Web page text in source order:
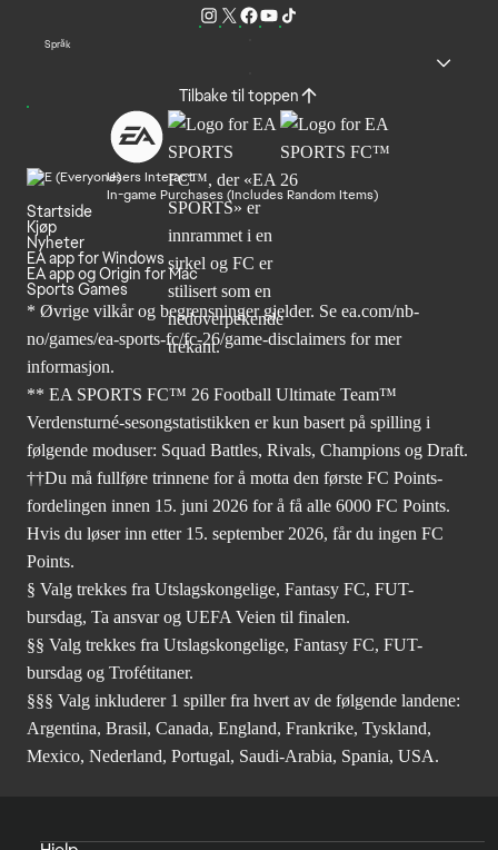
Språk
Tilbake til toppen
Users Interact
In-game Purchases (Includes Random Items)
Startside
Kjøp
Nyheter
EA app for Windows
EA app og Origin for Mac
Sports Games
* Øvrige vilkår og begrensninger gjelder. Se ea.com/nb-
no/games/ea-sports-fc/fc-26/game-disclaimers for mer
informasjon.
** EA SPORTS FC™ 26 Football Ultimate Team™
Verdensturné-sesongstatistikken er kun basert på spilling i
følgende moduser: Squad Battles, Rivals, Champions og Draft.
††Du må fullføre trinnene for å motta den første FC Points-
fordelingen innen 15. juni 2026 for å få alle 6000 FC Points.
Hvis du løser inn etter 15. september 2026, får du ingen FC
Points.
§ Valg trekkes fra Utslagskongelige, Fantasy FC, FUT-
bursdag, Ta ansvar og UEFA Veien til finalen.
§§ Valg trekkes fra Utslagskongelige, Fantasy FC, FUT-
bursdag og Trofétitaner.
§§§ Valg inkluderer 1 spiller fra hvert av de følgende landene:
Argentina, Brasil, Canada, England, Frankrike, Tyskland,
Mexico, Nederland, Portugal, Saudi-Arabia, Spania, USA.